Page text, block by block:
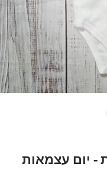
- יום עצמאות